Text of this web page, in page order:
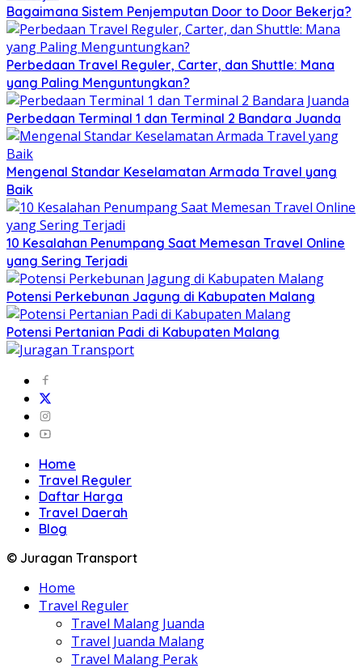
Bagaimana Sistem Penjemputan Door to Door Bekerja?
Perbedaan Travel Reguler, Carter, dan Shuttle: Mana
yang Paling Menguntungkan?
Perbedaan Terminal 1 dan Terminal 2 Bandara Juanda
Mengenal Standar Keselamatan Armada Travel yang
Baik
10 Kesalahan Penumpang Saat Memesan Travel Online
yang Sering Terjadi
Potensi Perkebunan Jagung di Kabupaten Malang
Potensi Pertanian Padi di Kabupaten Malang
Home
Travel Reguler
Daftar Harga
Travel Daerah
Blog
© Juragan Transport
Home
Travel Reguler
Travel Malang Juanda
Travel Juanda Malang
Travel Malang Perak